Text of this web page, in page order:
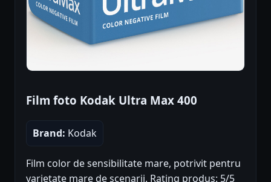
Film foto Kodak Ultra Max 400
Brand: Kodak
Film color de sensibilitate mare, potrivit pentru
varietate mare de scenarii. Rating produs: 5/5